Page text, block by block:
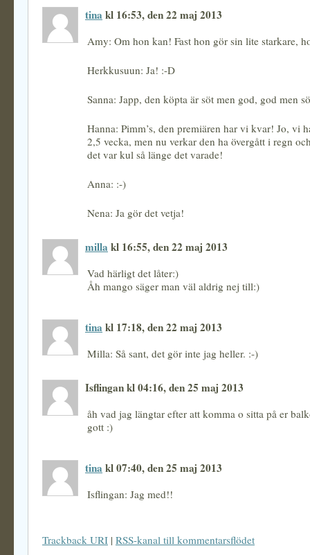
tina kl 16:53, den 22 maj 2013
Amy: Om hon kan! Fast hon gör sin lite starkare,
Herkkusuun: Ja! :-D
Sanna: Japp, den köpta är söt men god, god men
Hanna: Pimm’s, den premiären har vi kvar! Jo, vi
2,5 vecka, men nu verkar den ha övergått i regn
det var kul så länge det varade!
Anna: :-)
Nena: Ja gör det vetja!
milla kl 16:55, den 22 maj 2013
Vad härligt det låter:)
Åh mango säger man väl aldrig nej till:)
tina kl 17:18, den 22 maj 2013
Milla: Så sant, det gör inte jag heller. :-)
Isflingan kl 04:16, den 25 maj 2013
åh vad jag längtar efter att komma o sitta på er
gott :)
tina kl 07:40, den 25 maj 2013
Isflingan: Jag med!!
Trackback URI | RSS-kanal till kommentarsflödet